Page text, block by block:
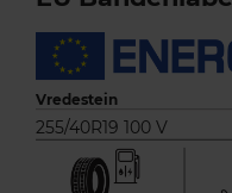
Vredestein
255/40R19 100 V